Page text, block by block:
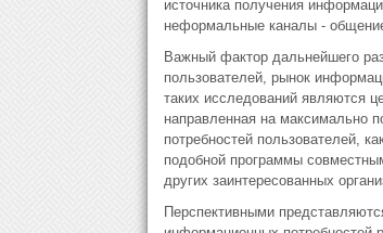
источника получения
неформальные каналы -
Важный фактор дальнейшего
пользователей, рынок
таких исследований являются
направленная на максимально
потребностей пользователей,
подобной программы
других заинтересованных
Перспективными